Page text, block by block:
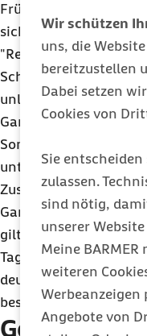
Wir schützen
uns, die
bereitzustellen
Dabei setzen
Cookies von
Sie entscheiden
zulassen.
sind nötig,
unserer
Meine
weiteren
Werbeanzeigen
Angebote von
Frühjahr ein
sich keinen
"Regelmäßiges
Schutzfaktor und eine
unliebsame Folgen
Garten", meint
Sonnenintensität für
unter
www.uv-
Zusätzlich ist es
Gartenarbeit
gilt ein Richtwert von
Tag, an heißen Tagen
deutlich mehr. Dabei
beste Durstlöscher.